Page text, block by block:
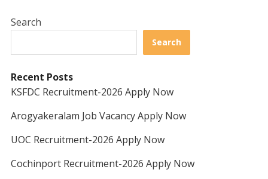
Search
Search
Recent Posts
KSFDC Recruitment-2026 Apply Now
Arogyakeralam Job Vacancy Apply Now
UOC Recruitment-2026 Apply Now
Cochinport Recruitment-2026 Apply Now